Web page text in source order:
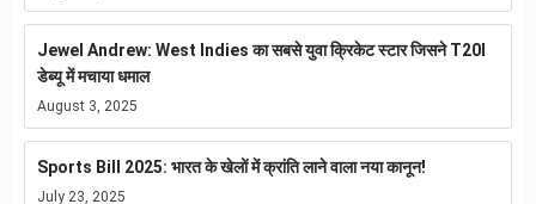
Jewel Andrew: West Indies का सबसे युवा क्रिकेट स्टार जिसने T20I
डेब्यू में मचाया धमाल
August 3, 2025
Sports Bill 2025: भारत के खेलों में क्रांति लाने वाला नया कानून!
July 23, 2025